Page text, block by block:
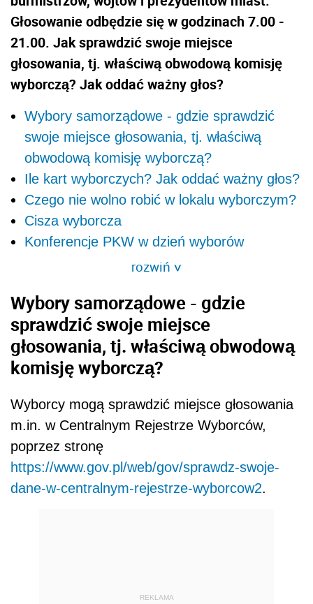
Głosowanie odbędzie się w godzinach 7.00 -
21.00. Jak sprawdzić swoje miejsce
głosowania, tj. właściwą obwodową komisję
wyborczą? Jak oddać ważny głos?
Wybory samorządowe - gdzie sprawdzić
swoje miejsce głosowania, tj. właściwą
obwodową komisję wyborczą?
Ile kart wyborczych? Jak oddać ważny głos?
Czego nie wolno robić w lokalu wyborczym?
Cisza wyborcza
Konferencje PKW w dzień wyborów
rozwiń>
Wybory samorządowe - gdzie
sprawdzić swoje miejsce
głosowania, tj. właściwą obwodową
komisję wyborczą?
Wyborcy mogą sprawdzić miejsce głosowania
m.in. w Centralnym Rejestrze Wyborców,
poprzez stronę
https://www.gov.pl/web/gov/sprawdz-swoje-
dane-w-centralnym-rejestrze-wyborcow2.
REKLAMA